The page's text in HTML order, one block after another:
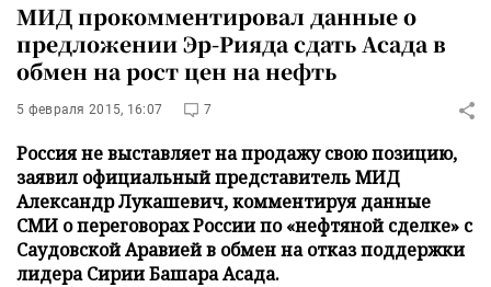
МИД прокомментировал данные о
предложении Эр-Рияда сдать Асада в
обмен на рост цен на нефть
5 февраля 2015, 16:07 7
Россия не выставляет на продажу свою позицию,
заявил официальный представитель МИД
Александр Лукашевич, комментируя данные
СМИ о переговорах России по «нефтяной сделке» с
Саудовской Аравией в обмен на отказ поддержки
лидера Сирии Башара Асада.